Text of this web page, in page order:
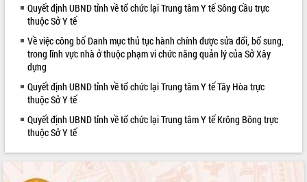
Khám bệnh, cấp phát thuốc miễn phí
và tặng quà người dân xã Cư Pui
Hội nghị UBND tỉnh Đắk Lắk thường kỳ
tháng 7/2026
Lễ truy tặng danh hiệu “Bà Mẹ Việt
Nam Anh hùng” và trao Huân chương
Lao động
UBND tỉnh Đắk Lắk triển khai nhiệm
vụ 6 tháng cuối năm 2026
Kỳ họp thứ Hai, Hội đồng nhân dân
ALBUM ẢNH
Quyết định UBND tỉnh về tổ chức lại Trung tâm Y tế Sông Cầu trực
thuộc Sở Y tế
Về việc công bố Danh mục thủ tục hành chính được sửa đổi, bổ sung,
trong lĩnh vực nhà ở thuộc phạm vi chức năng quản lý của Sở Xây
dựng
Quyết định UBND tỉnh về tổ chức lại Trung tâm Y tế Tây Hòa trực
thuộc Sở Y tế
Quyết định UBND tỉnh về tổ chức lại Trung tâm Y tế Krông Bông trực
thuộc Sở Y tế